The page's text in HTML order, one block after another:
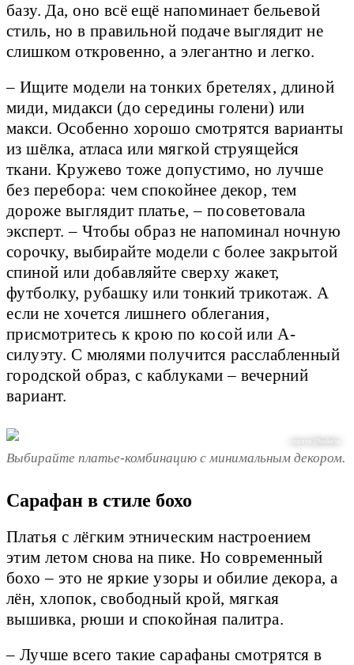
базу. Да, оно всё ещё напоминает бельевой
стиль, но в правильной подаче выглядит не
слишком откровенно, а элегантно и легко.
– Ищите модели на тонких бретелях, длиной
миди, мидакси (до середины голени) или
макси. Особенно хорошо смотрятся варианты
из шёлка, атласа или мягкой струящейся
ткани. Кружево тоже допустимо, но лучше
без перебора: чем спокойнее декор, тем
дороже выглядит платье, – посоветовала
эксперт. – Чтобы образ не напоминал ночную
сорочку, выбирайте модели с более закрытой
спиной или добавляйте сверху жакет,
футболку, рубашку или тонкий трикотаж. А
если не хочется лишнего облегания,
присмотритесь к крою по косой или А-
силуэту. С мюлями получится расслабленный
городской образ, с каблуками – вечерний
вариант.
соцсети @hoskelsa
Выбирайте платье-комбинацию с минимальным декором.
Сарафан в стиле бохо
Платья с лёгким этническим настроением
этим летом снова на пике. Но современный
бохо – это не яркие узоры и обилие декора, а
лён, хлопок, свободный крой, мягкая
вышивка, рюши и спокойная палитра.
– Лучше всего такие сарафаны смотрятся в